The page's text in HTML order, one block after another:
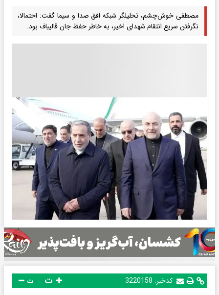
مصطفی خوش‌چشم، تحلیلگر شبکه افق صدا و سیما گفت: احتمالا،
نگرفتن سریع انتقام شهدای اخیر، به‌ خاطر حفظ جان قالیباف بود.
کدخبر: 3220158 ت